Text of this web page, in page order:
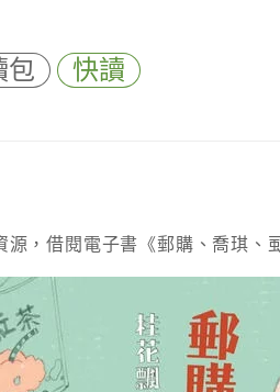
包 快讀
，借閱電子書《郵購、喬琪、